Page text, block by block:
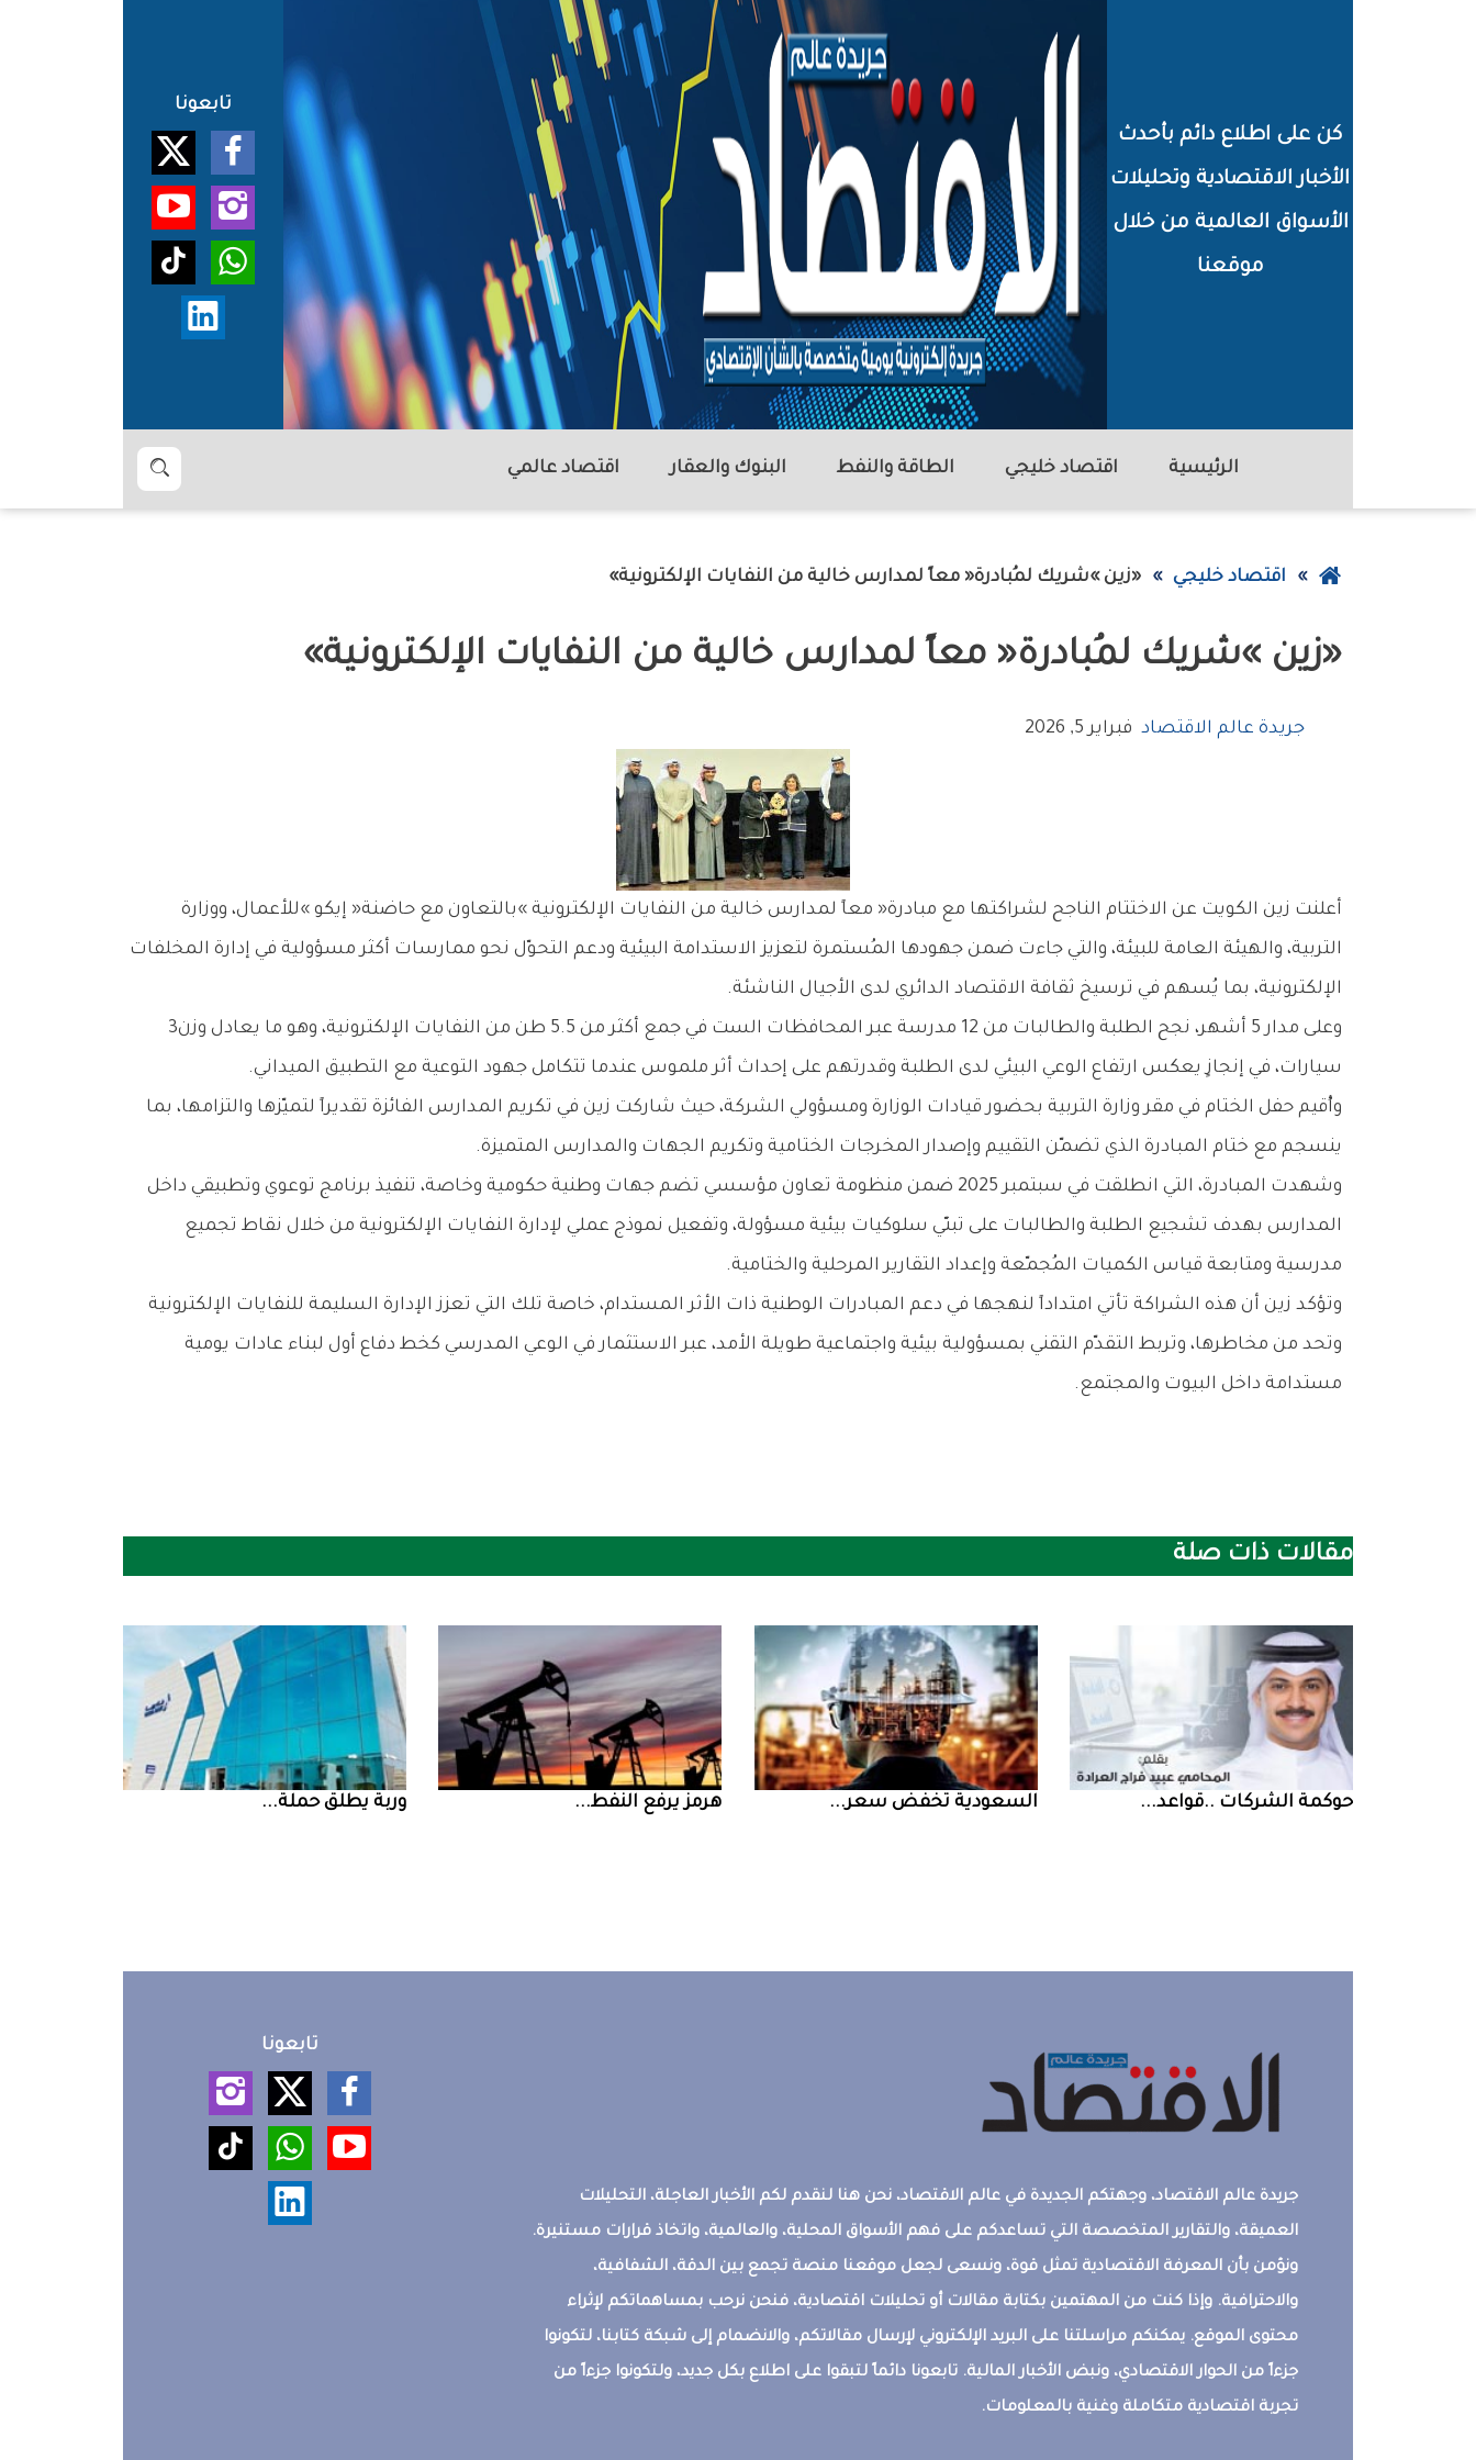
كن على اطلاع دائم بأحدث
الأخبار الاقتصادية وتحليلات
الأسواق العالمية من خلال
موقعنا
تابعونا
الرئيسية اقتصاد خليجي الطاقة والنفط البنوك والعقار اقتصاد عالمي بحث
عودة
الصفحة
اقتصاد خليجي ‮«‬زين‮»‬‭ ‬شريك‭ ‬لمُبادرة‭ ‬‮«‬معاً‭ ‬لمدارس‭ ‬خالية‭ ‬من‭ ‬النفايات‭ ‬الإلكترونية‮»‬
‮«‬زين‮»‬‭ ‬شريك‭ ‬لمُبادرة‭ ‬‮«‬معاً‭ ‬لمدارس‭ ‬خالية‭ ‬من‭ ‬النفايات‭ ‬الإلكترونية‮»‬
جريدة عالم الاقتصاد فبراير 5, 2026
‬الإلكترونية،‭ ‬بما‭ ‬يُسهم‭ ‬في‭ ‬ترسيخ‭ ‬ثقافة‭ ‬الاقتصاد‭ ‬الدائري‭ ‬لدى‭ ‬الأجيال‭ ‬الناشئة‭.‬
وعلى‭ ‬مدار‭ ‬5‭ ‬أشهر،‭ ‬نجح‭ ‬الطلبة‭ ‬والطالبات‭ ‬من‭ ‬12‭ ‬مدرسة‭ ‬عبر‭ ‬المحافظات‭ ‬الست‭ ‬في‭ ‬جمع‭ ‬أكثر‭ ‬من‭ ‬5‭.‬5‭ ‬طن‭ ‬من‭ ‬النفايات‭ ‬الإلكترونية،‭ ‬وهو‭ ‬ما‭ ‬يعادل‭ ‬وزن‭ ‬3‭
‬سيارات،‭ ‬في‭ ‬إنجازٍ‭ ‬يعكس‭ ‬ارتفاع‭ ‬الوعي‭ ‬البيئي‭ ‬لدى‭ ‬الطلبة‭ ‬وقدرتهم‭ ‬على‭ ‬إحداث‭ ‬أثر‭ ‬ملموس‭ ‬عندما‭ ‬تتكامل‭ ‬جهود‭ ‬التوعية‭ ‬مع‭ ‬التطبيق‭ ‬الميداني‭.‬
‬ينسجم‭ ‬مع‭ ‬ختام‭ ‬المبادرة‭ ‬الذي‭ ‬تضمّن‭ ‬التقييم‭ ‬وإصدار‭ ‬المخرجات‭ ‬الختامية‭ ‬وتكريم‭ ‬الجهات‭ ‬والمدارس‭ ‬المتميزة‭. ‬
‬مدرسية‭ ‬ومتابعة‭ ‬قياس‭ ‬الكميات‭ ‬المُجمّعة‭ ‬وإعداد‭ ‬التقارير‭ ‬المرحلية‭ ‬والختامية‭.‬
‬مستدامة‭ ‬داخل‭ ‬البيوت‭ ‬والمجتمع‭.‬
مقالات ذات صلة
حوكمة‭ ‬الشركات‭.. ‬قواعد‭ ... السعودية‭ ‬تخفض‭ ‬سعر‭ ... ‮‬هرمز‮‬‭ ‬يرفع‭ ‬النفط‭ ... ‮‬وربة‮‬‭ ‬يطلق‭ ‬حملة‭ ...
جريدة عالم الاقتصاد، وجهتكم الجديدة في عالم الاقتصاد، نحن هنا لنقدم لكم الأخبار العاجلة، التحليلات
العميقة، والتقارير المتخصصة التي تساعدكم على فهم الأسواق المحلية، والعالمية، واتخاذ قرارات مستنيرة.
ونؤمن بأن المعرفة الاقتصادية تمثل قوة، ونسعى لجعل موقعنا منصة تجمع بين الدقة، الشفافية،
والاحترافية. وإذا كنت من المهتمين بكتابة مقالات أو تحليلات اقتصادية، فنحن نرحب بمساهماتكم لإثراء
محتوى الموقع. يمكنكم مراسلتنا على البريد الإلكتروني لإرسال مقالاتكم، والانضمام إلى شبكة كتابنا، لتكونوا
جزءاً من الحوار الاقتصادي، ونبض الأخبار المالية. تابعونا دائماً لتبقوا على اطلاع بكل جديد، ولتكونوا جزءاً من
تجربة اقتصادية متكاملة وغنية بالمعلومات.
تابعونا